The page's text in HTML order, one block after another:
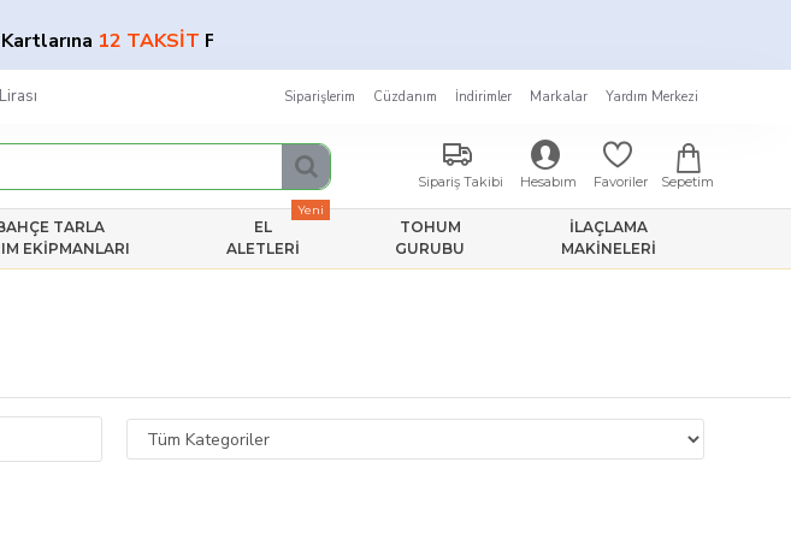
12 TAKSİTFIRSATI!
Siparişlerim Cüzdanım İndirimler Markalar Yardım Merkezi
Sipariş Takibi Hesabım Favoriler Sepetim
TARLA
EKIPMANLARI
EL
ALETLERI
Yeni
TOHUM
GURUBU
İLAÇLAMA
MAKINELERI